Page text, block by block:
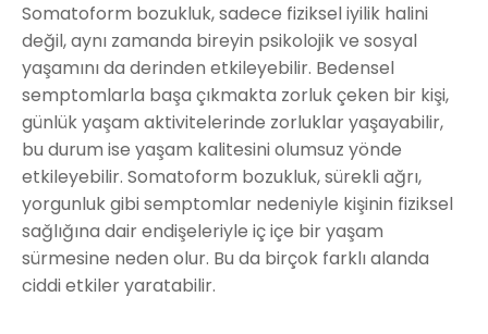
Somatoform bozukluk, sadece fiziksel iyilik halini
değil, aynı zamanda bireyin psikolojik ve sosyal
yaşamını da derinden etkileyebilir. Bedensel
semptomlarla başa çıkmakta zorluk çeken bir kişi,
günlük yaşam aktivitelerinde zorluklar yaşayabilir,
bu durum ise yaşam kalitesini olumsuz yönde
etkileyebilir. Somatoform bozukluk, sürekli ağrı,
yorgunluk gibi semptomlar nedeniyle kişinin fiziksel
sağlığına dair endişeleriyle iç içe bir yaşam
sürmesine neden olur. Bu da birçok farklı alanda
ciddi etkiler yaratabilir.